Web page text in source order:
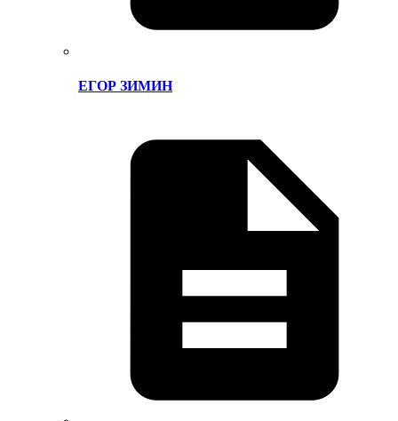
ЕГОР ЗИМИН